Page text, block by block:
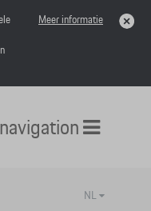
Meer informatie
NL